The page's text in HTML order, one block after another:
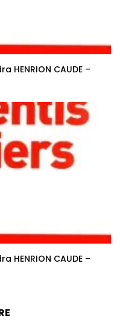
HENRION CAUDE –
HENRION CAUDE –